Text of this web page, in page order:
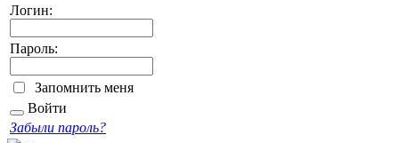
Логин:
Пароль:
Запомнить меня
Войти
Забыли пароль?